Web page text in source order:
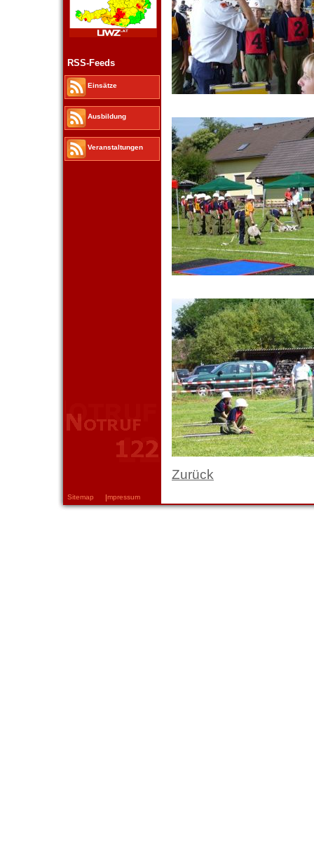
Zurück
RSS-Feeds
Einsätze
Ausbildung
Veranstaltungen
Sitemap Impressum